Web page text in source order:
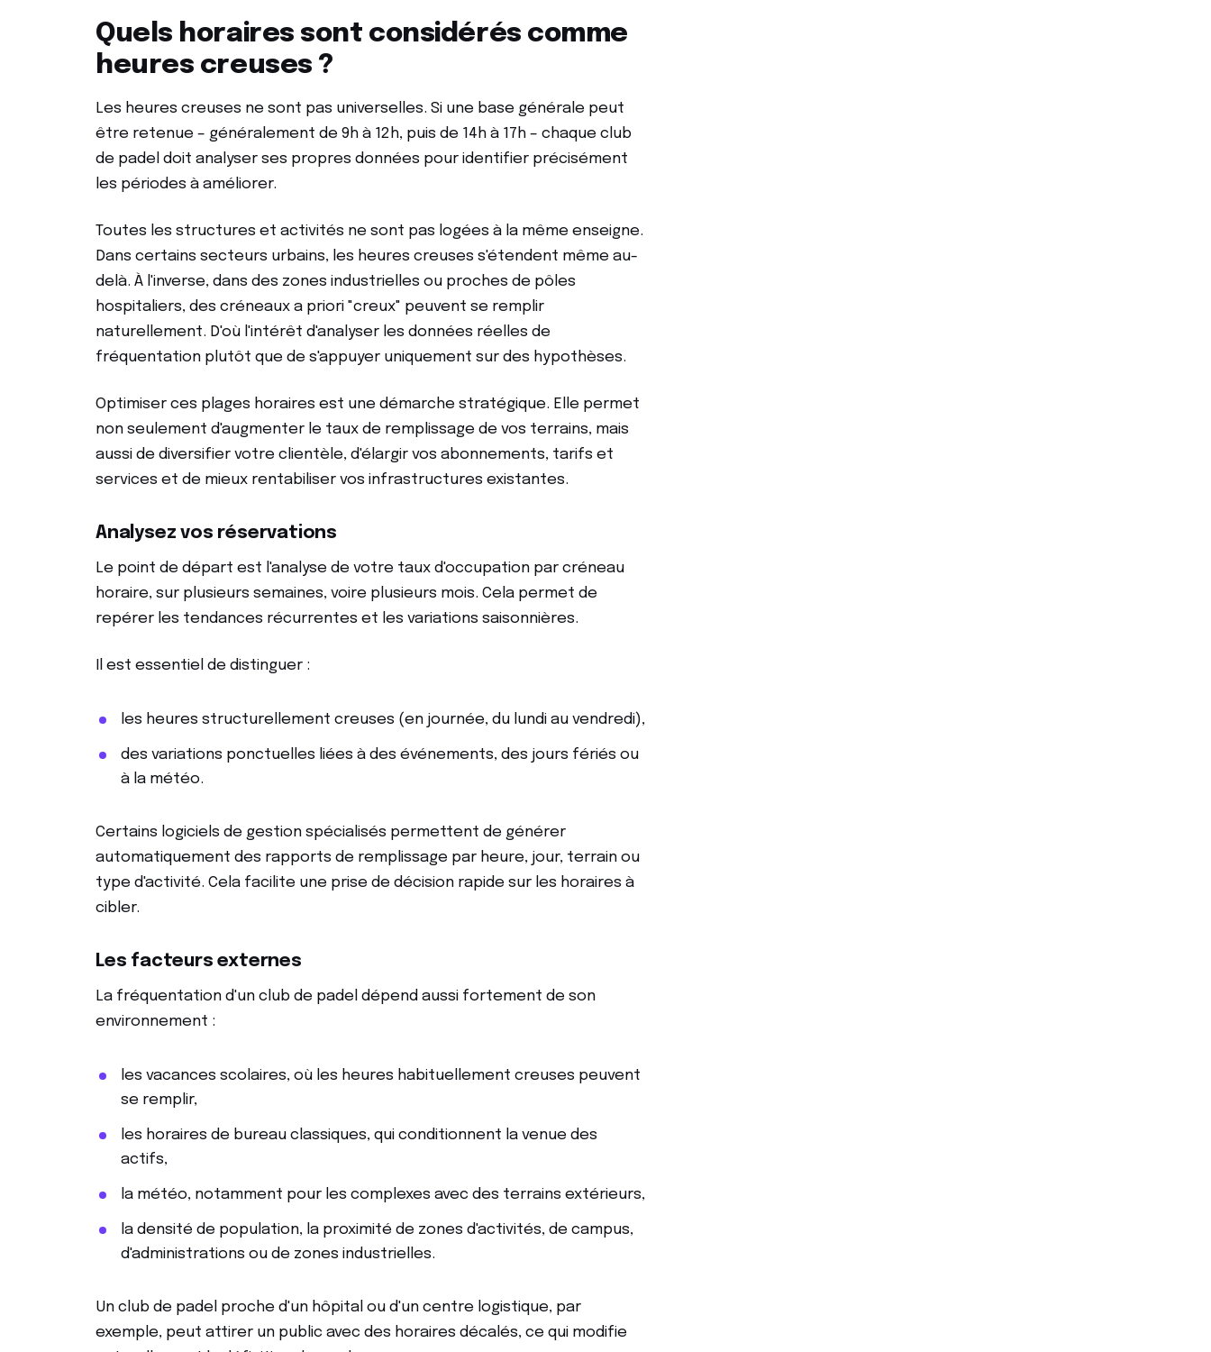
Quels horaires sont considérés comme
heures creuses ?
Les heures creuses ne sont pas universelles. Si une base générale peut
être retenue – généralement de 9h à 12h, puis de 14h à 17h – chaque club
de padel doit analyser ses propres données pour identifier précisément
les périodes à améliorer.
Toutes les structures et activités ne sont pas logées à la même enseigne.
Dans certains secteurs urbains, les heures creuses s'étendent même au-
delà. À l'inverse, dans des zones industrielles ou proches de pôles
hospitaliers, des créneaux a priori "creux" peuvent se remplir
naturellement. D'où l'intérêt d'analyser les données réelles de
fréquentation plutôt que de s'appuyer uniquement sur des hypothèses.
Optimiser ces plages horaires est une démarche stratégique. Elle permet
non seulement d'augmenter le taux de remplissage de vos terrains, mais
aussi de diversifier votre clientèle, d'élargir vos abonnements, tarifs et
services et de mieux rentabiliser vos infrastructures existantes.
Analysez vos réservations
Le point de départ est l'analyse de votre taux d'occupation par créneau
horaire, sur plusieurs semaines, voire plusieurs mois. Cela permet de
repérer les tendances récurrentes et les variations saisonnières.
Il est essentiel de distinguer :
les heures structurellement creuses (en journée, du lundi au vendredi),
des variations ponctuelles liées à des événements, des jours fériés ou
à la météo.
Certains logiciels de gestion spécialisés permettent de générer
automatiquement des rapports de remplissage par heure, jour, terrain ou
type d'activité. Cela facilite une prise de décision rapide sur les horaires à
cibler.
Les facteurs externes
La fréquentation d'un club de padel dépend aussi fortement de son
environnement :
les vacances scolaires, où les heures habituellement creuses peuvent
se remplir,
les horaires de bureau classiques, qui conditionnent la venue des
actifs,
la météo, notamment pour les complexes avec des terrains extérieurs,
la densité de population, la proximité de zones d'activités, de campus,
d'administrations ou de zones industrielles.
Un club de padel proche d'un hôpital ou d'un centre logistique, par
exemple, peut attirer un public avec des horaires décalés, ce qui modifie